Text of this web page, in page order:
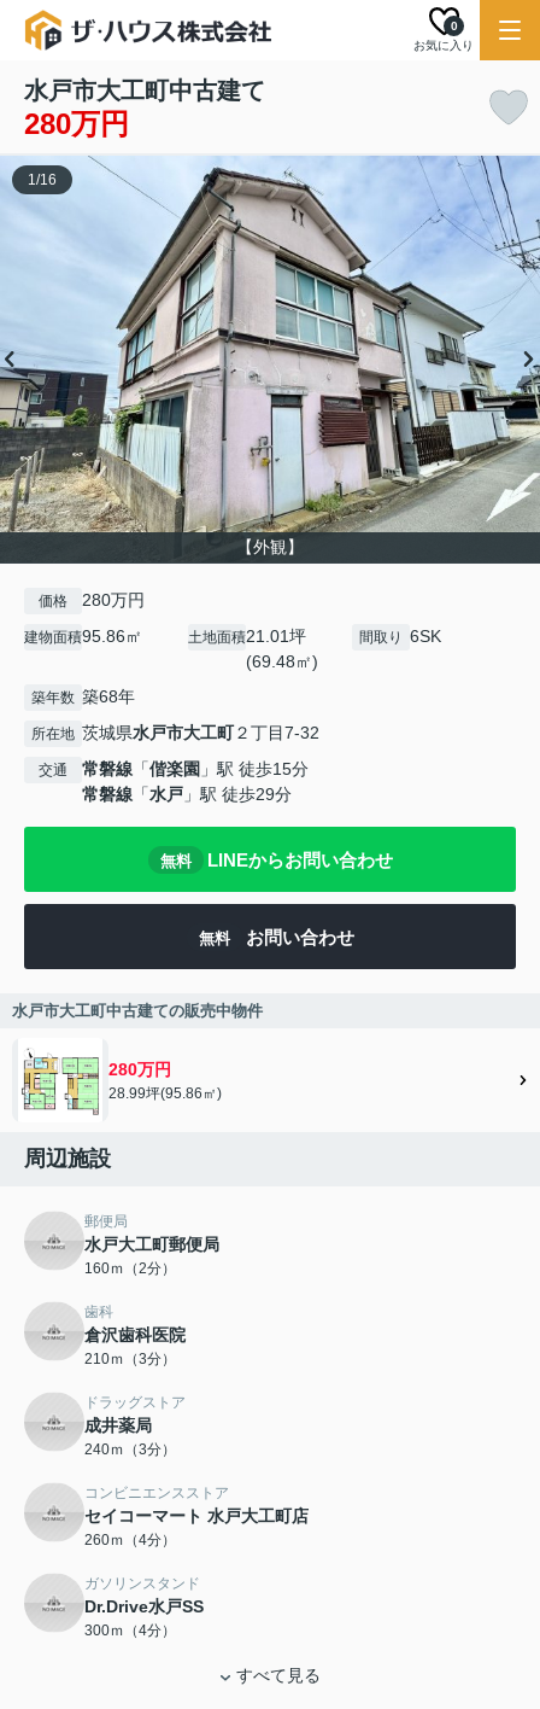
お気に入り
0
水戸市大工町中古建て
280万円
【外観】
1/16
価格 280万円
建物面積95.86㎡ 土地面積21.01坪
(69.48㎡)
間取り 6SK
築年数 築68年
所在地 茨城県水戸市大工町２丁目7-32
交通 常磐線 「偕楽園 」駅 徒歩15分
常磐線 「水戸 」駅 徒歩29分
無料 LINEからお問い合わせ
無料 お問い合わせ
水戸市大工町中古建ての販売中物件
280万円
28.99坪(95.86㎡)
周辺施設
郵便局
水戸大工町郵便局
160ｍ（2分）
歯科
倉沢歯科医院
210ｍ（3分）
ドラッグストア
成井薬局
240ｍ（3分）
コンビニエンスストア
セイコーマート 水戸大工町店
260ｍ（4分）
ガソリンスタンド
Dr.Drive水戸SS
300ｍ（4分）
すべて見る